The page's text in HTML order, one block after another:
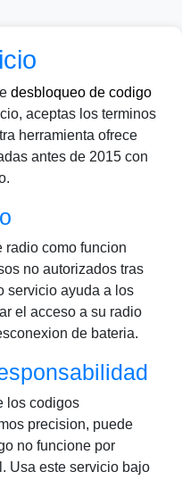
desbloqueo de codigo
aceptas los terminos
herramienta ofrece
antes de 2015 con
radio como funcion
no autorizados tras
servicio ayuda a los
el acceso a su radio
de bateria.
los codigos
precision, puede
no funcione por
Usa este servicio bajo